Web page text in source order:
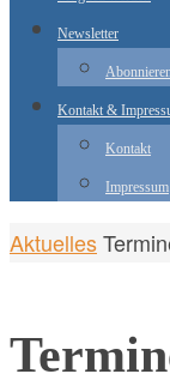
Newsletter
Kontakt &
Kontakt
Impressum
Start
Aktuelles